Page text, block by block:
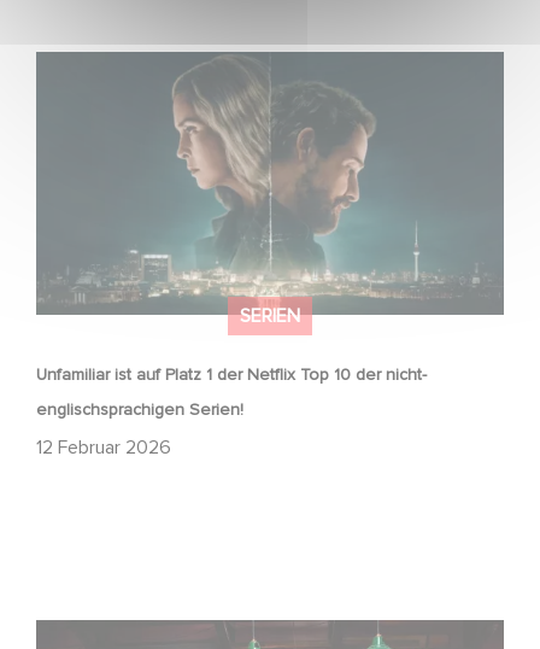
SERIEN
Unfamiliar ist auf Platz 1 der Netflix Top 10 der nicht-
englischsprachigen Serien!
12 Februar 2026
Unfamiliar ist auf Platz 1 der Netflix Top 10 der nicht-
englischsprachigen Serien!
Wenn gebrochene Herzen Rache wollen: Willkommen im